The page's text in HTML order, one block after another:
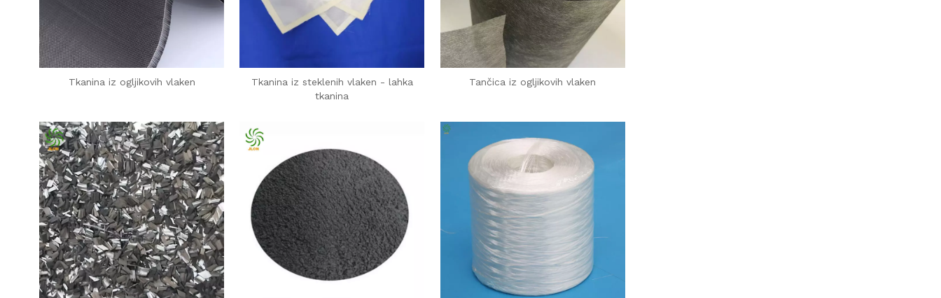
Tkanina iz ogljikovih vlaken
Tkanina iz steklenih vlaken - lahka
tkanina
Tančica iz ogljikovih vlaken
WhatsApp
Wechat